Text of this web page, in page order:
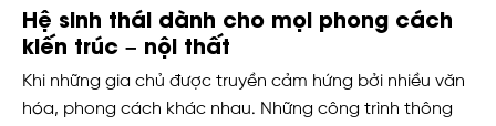
Hệ sinh thái dành cho mọi phong cách
kiến trúc – nội thất
Khi những gia chủ được truyền cảm hứng bởi nhiều văn
hóa, phong cách khác nhau. Những công trình thông